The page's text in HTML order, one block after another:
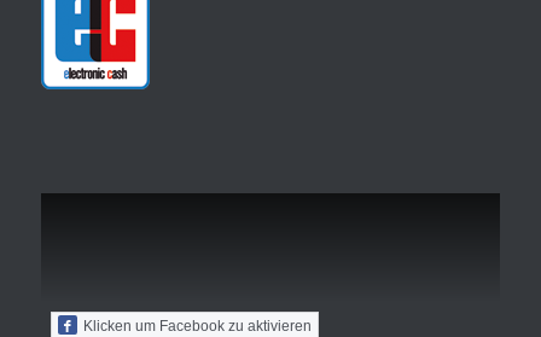
Klicken um Facebook zu aktivieren